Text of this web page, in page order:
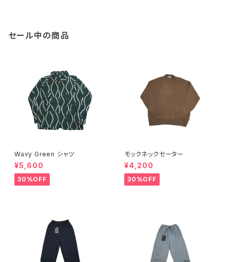
セール中の商品
Wavy Green シャツ
¥5,600
30%OFF
モックネックセーター
¥4,200
30%OFF